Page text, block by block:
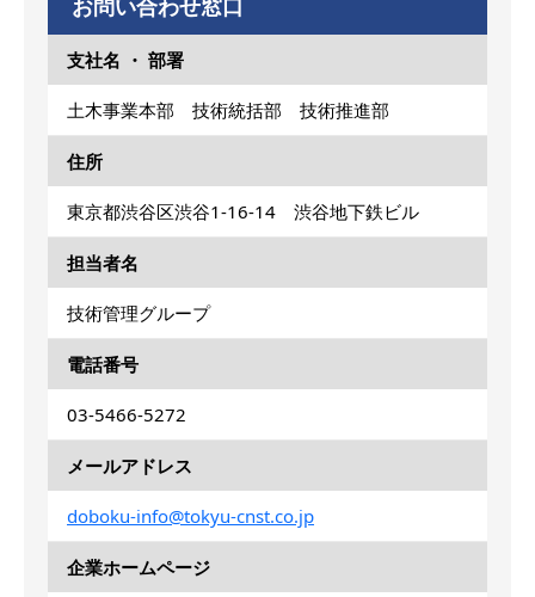
お問い合わせ窓口
支社名 ・ 部署
土木事業本部 技術統括部 技術推進部
住所
東京都渋谷区渋谷1-16-14 渋谷地下鉄ビル
担当者名
技術管理グループ
電話番号
03-5466-5272
メールアドレス
doboku-info@tokyu-cnst.co.jp
企業ホームページ